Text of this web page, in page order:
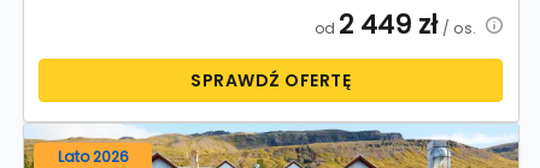
od 2 449 zł/ os.
SPRAWDŹ OFERTĘ
Lato 2026